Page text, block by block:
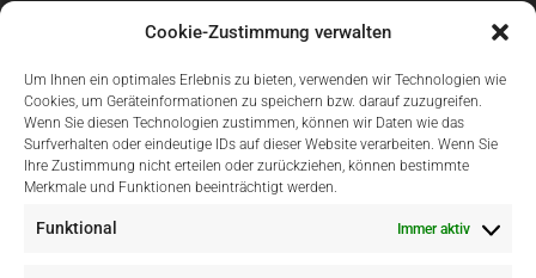
Cookie-Zustimmung verwalten
Um Ihnen ein optimales Erlebnis zu bieten, verwenden wir Technologien wie
Cookies, um Geräteinformationen zu speichern bzw. darauf zuzugreifen.
Wenn Sie diesen Technologien zustimmen, können wir Daten wie das
Surfverhalten oder eindeutige IDs auf dieser Website verarbeiten. Wenn Sie
Ihre Zustimmung nicht erteilen oder zurückziehen, können bestimmte
Merkmale und Funktionen beeinträchtigt werden.
Funktional Immer aktiv
Einfach Online Bezahlen